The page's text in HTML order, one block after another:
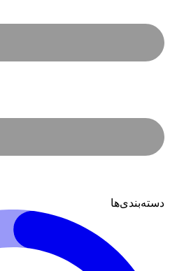
دسته‌بندی‌ها